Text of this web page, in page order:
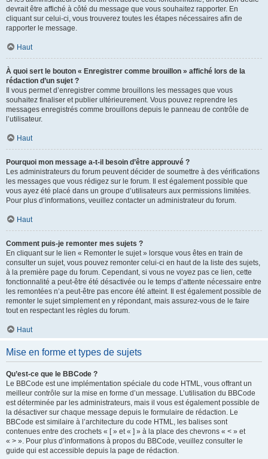
devrait être affiché à côté du message que vous souhaitez rapporter. En
cliquant sur celui-ci, vous trouverez toutes les étapes nécessaires afin de
rapporter le message.
Haut
À quoi sert le bouton « Enregistrer comme brouillon » affiché lors de la
rédaction d’un sujet ?
Il vous permet d’enregistrer comme brouillons les messages que vous
souhaitez finaliser et publier ultérieurement. Vous pouvez reprendre les
messages enregistrés comme brouillons depuis le panneau de contrôle de
l’utilisateur.
Haut
Pourquoi mon message a-t-il besoin d’être approuvé ?
Les administrateurs du forum peuvent décider de soumettre à des vérifications
les messages que vous rédigez sur le forum. Il est également possible que
vous ayez été placé dans un groupe d’utilisateurs aux permissions limitées.
Pour plus d’informations, veuillez contacter un administrateur du forum.
Haut
Comment puis-je remonter mes sujets ?
En cliquant sur le lien « Remonter le sujet » lorsque vous êtes en train de
consulter un sujet, vous pouvez remonter celui-ci en haut de la liste des sujets,
à la première page du forum. Cependant, si vous ne voyez pas ce lien, cette
fonctionnalité a peut-être été désactivée ou le temps d’attente nécessaire entre
les remontées n’a peut-être pas encore été atteint. Il est également possible de
remonter le sujet simplement en y répondant, mais assurez-vous de le faire
tout en respectant les règles du forum.
Haut
Mise en forme et types de sujets
Qu’est-ce que le BBCode ?
Le BBCode est une implémentation spéciale du code HTML, vous offrant un
meilleur contrôle sur la mise en forme d’un message. L’utilisation du BBCode
est déterminée par les administrateurs, mais il vous est également possible de
la désactiver sur chaque message depuis le formulaire de rédaction. Le
BBCode est similaire à l’architecture du code HTML, les balises sont
contenues entre des crochets « [ » et « ] » à la place des chevrons « < » et
« > ». Pour plus d’informations à propos du BBCode, veuillez consulter le
guide qui est accessible depuis la page de rédaction.